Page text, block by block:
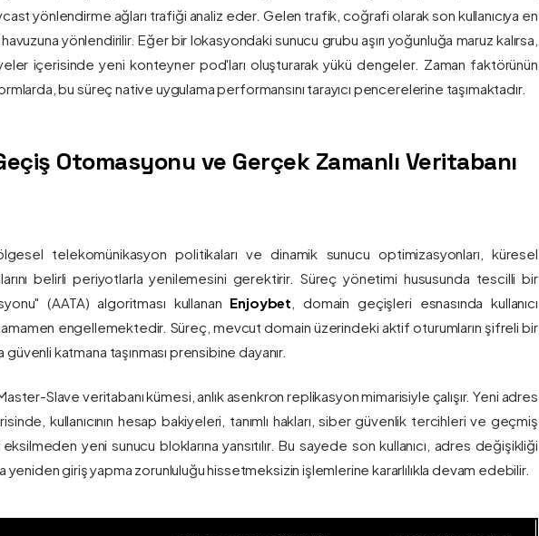
yönlendirme ağları trafiği analiz eder. Gelen trafik, coğrafi olarak son kullanıcıya en
yönlendirilir. Eğer bir lokasyondaki sunucu grubu aşırı yoğunluğa maruz kalırsa,
içerisinde yeni konteyner pod'ları oluşturarak yükü dengeler. Zaman faktörünün
bu süreç native uygulama performansını tarayıcı pencerelerine taşımaktadır.
Otomasyonu ve Gerçek Zamanlı Veritabanı
telekomünikasyon politikaları ve dinamik sunucu optimizasyonları, küresel
belirli periyotlarla yenilemesini gerektirir. Süreç yönetimi hususunda tescilli bir
(AATA) algoritması kullanan Enjoybet , domain geçişleri esnasında kullanıcı
engellemektedir. Süreç, mevcut domain üzerindeki aktif oturumların şifreli bir
katmana taşınması prensibine dayanır.
Slave veritabanı kümesi, anlık asenkron replikasyon mimarisiyle çalışır. Yeni adres
kullanıcının hesap bakiyeleri, tanımlı hakları, siber güvenlik tercihleri ve geçmiş
yeni sunucu bloklarına yansıtılır. Bu sayede son kullanıcı, adres değişikliği
yeniden giriş yapma zorunluluğu hissetmeksizin işlemlerine kararlılıkla devam edebilir.